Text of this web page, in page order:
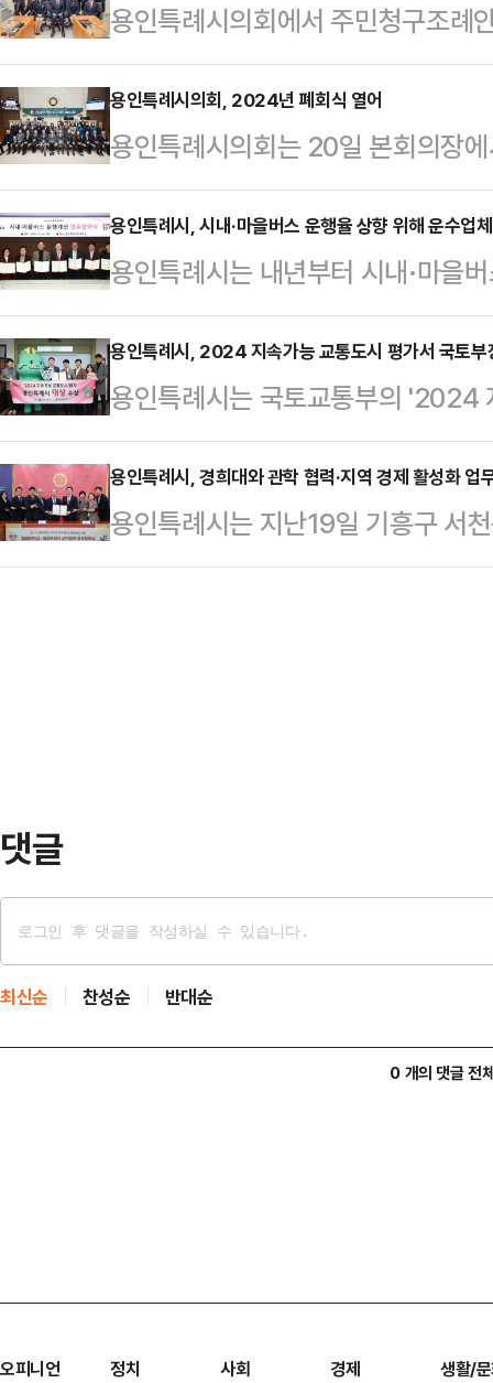
용인특례시의회에서 주민청구조례
전 증진 조례안'이 20일 제289회
조례안은 '주민조례발안에 관한 법
된 주민청구조례안이다.주요 내용
의 안전과 사고 예방을 위한 이용
문화 조성 노력 △개인형 이동장치
인형 이동장치 거치구역의 지정·운
인 대표자가 시민 …
용인특례시의회, 2024년 폐회식 열어
용인특례시의회는 20일 본회의장
마무리했다.이날 행사에는 시의원
부공무원 등이 참석했으며, 의정활
회사, 기념촬영 등으로 진행됐다.
수여하는 자랑스런 의원상을 수상
군의회의장 남부권협의회에서 수
2024년도 행정사무감사 우수부서
책과, 3개 구청 도로과는 의장상…
용인특례시, 시내·마을버스 운행율 상향 위해 운수업
용인특례시는 내년부터 시내·마을
원을 통해 버스 운행율을 20% 이
수업체들과 협약을 맺었다고 20일
수종사자 부족으로 운행하지 못하
우개선에 총 7억 2000만원을 지원
시내·마을버스 운수업체 대표들과
서'에 서명하고 시민 교통 편의를
협약에 참가한 업체는 합…
용인특례시, 2024 지속가능 교통도시 평가서 국토부
용인특례시는 국토교통부의 '2024
토부장관상을 받았다고 20일 밝혔
이 높은 대중교통을 확대하는 등 에
시의 성과를 공식적으로 인정받은
로 대전환 △에너지 절감형 대중교
용인특례시, 경희대와 관학 협력·지역 경제 활성화 업
용인특례시는 지난19일 기흥구 서
서 경희대학교와 '관-학 협력체계
댓글
최신순 찬성순 반대순
0 개의 댓글 전
오피니언 정치 사회 경제 생활/